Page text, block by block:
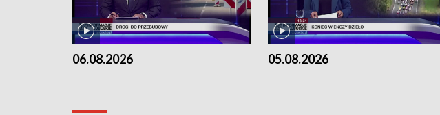
06.08.2026 05.08.2026